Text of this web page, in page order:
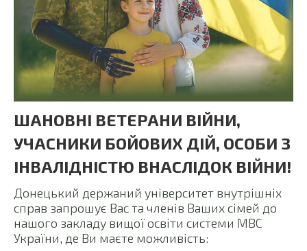
ШАНОВНІ ВЕТЕРАНИ ВІЙНИ,
УЧАСНИКИ БОЙОВИХ ДІЙ, ОСОБИ З
ІНВАЛІДНІСТЮ ВНАСЛІДОК ВІЙНИ!
Донецький держаний університет внутрішніх
справ запрошує Вас та членів Ваших сімей до
нашого закладу вищої освіти системи МВС
України, де Ви маєте можливість: